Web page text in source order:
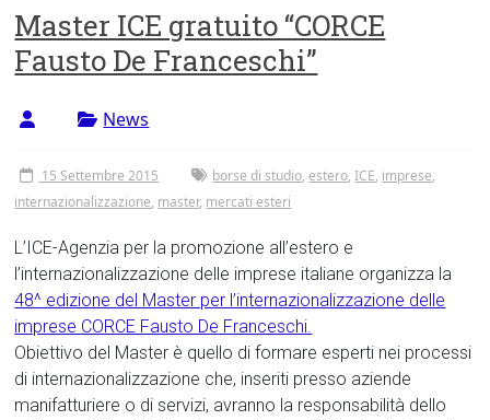
di
Roma
Tor
Vergata
Master ICE gratuito “CORCE
Fausto De Franceschi”
News
15 Settembre 2015 borse di studio,estero,ICE, imprese,
internazionalizzazione, master, mercati esteri
L’ICE-Agenzia per la promozione all’estero e
l’internazionalizzazione delle imprese italiane organizza la
48^ edizione del Master per l’internazionalizzazione delle
imprese CORCE Fausto De Franceschi.
Obiettivo del Master è quello di formare esperti nei processi
di internazionalizzazione che, inseriti presso aziende
manifatturiere o di servizi, avranno la responsabilità dello